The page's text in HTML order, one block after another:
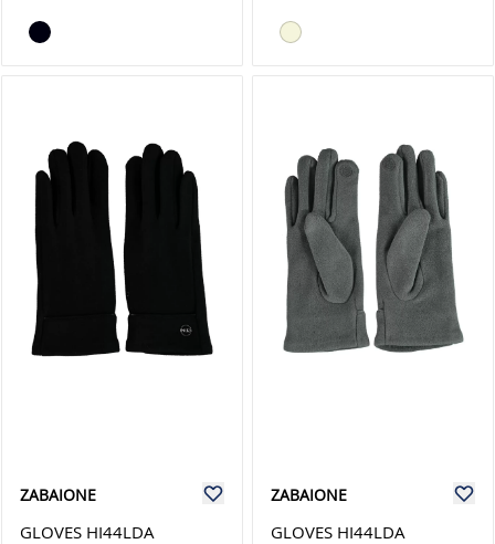
ZABAIONE
GLOVES HI44LDA
ZABAIONE
GLOVES HI44LDA